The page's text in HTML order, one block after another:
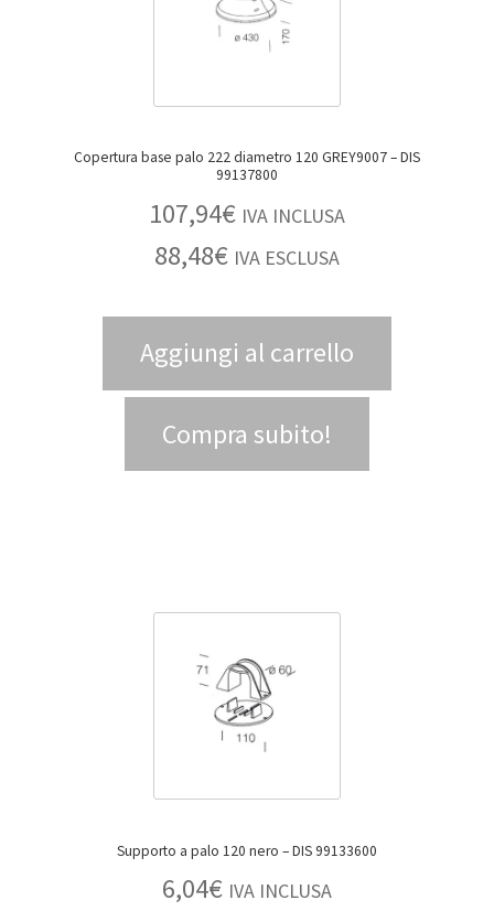
Copertura base palo 222 diametro 120 GREY9007 – DIS
99137800
107,94€ IVA INCLUSA
88,48€ IVA ESCLUSA
Aggiungi al carrello
Compra subito!
Supporto a palo 120 nero – DIS 99133600
6,04€ IVA INCLUSA